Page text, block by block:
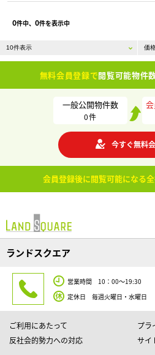
0件中、 0件を表示中
無料会員登録で閲覧可能物件
一般公開物件数
0件
今すぐ無料
会員登録後に閲覧可能になる
ランドスクエア
営業時間 10：00～19:30
定休日 毎週火曜日・水曜日
ご利用にあたって
プラ
反社会的勢力への対応
サイ